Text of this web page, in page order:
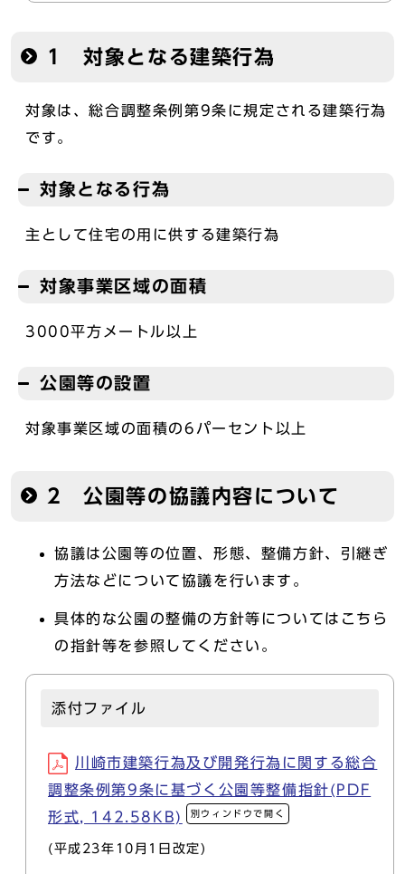
1 対象となる建築行為
対象は、総合調整条例第9条に規定される建築行為
です。
対象となる行為
主として住宅の用に供する建築行為
対象事業区域の面積
3000平方メートル以上
公園等の設置
対象事業区域の面積の6パーセント以上
2 公園等の協議内容について
協議は公園等の位置、形態、整備方針、引継ぎ
方法などについて協議を行います。
具体的な公園の整備の方針等についてはこちら
の指針等を参照してください。
添付ファイル
川崎市建築行為及び開発行為に関する総合
調整条例第9条に基づく公園等整備指針(PDF
形式, 142.58KB)
別ウィンドウで開く
(平成23年10月1日改定)